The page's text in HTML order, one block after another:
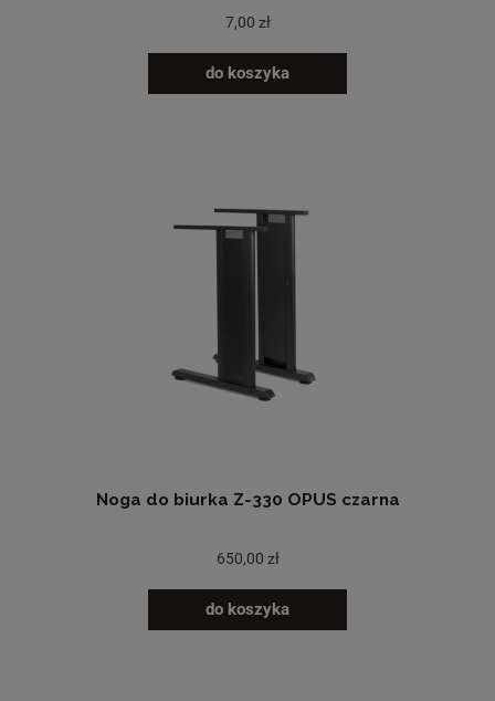
7,00 zł
do koszyka
Noga do biurka Z-330 OPUS czarna
650,00 zł
do koszyka